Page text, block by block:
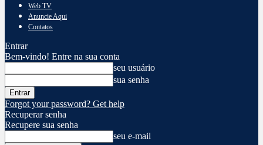
Web TV
Anuncie Aqui
Contatos
Entrar
Bem-vindo! Entre na sua conta
seu usuário
sua senha
Forgot your password? Get help
Recuperar senha
Recupere sua senha
seu e-mail